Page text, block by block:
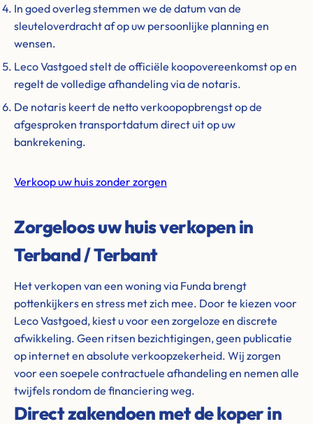
In goed overleg stemmen we de datum van de
sleuteloverdracht af op uw persoonlijke planning en
wensen.
Leco Vastgoed stelt de officiële koopovereenkomst op en
regelt de volledige afhandeling via de notaris.
De notaris keert de netto verkoopopbrengst op de
afgesproken transportdatum direct uit op uw
bankrekening.
Verkoop uw huis zonder zorgen
Zorgeloos uw huis verkopen in
Terband / Terbant
Het verkopen van een woning via Funda brengt
pottenkijkers en stress met zich mee. Door te kiezen voor
Leco Vastgoed, kiest u voor een zorgeloze en discrete
afwikkeling. Geen ritsen bezichtigingen, geen publicatie
op internet en absolute verkoopzekerheid. Wij zorgen
voor een soepele contractuele afhandeling en nemen alle
twijfels rondom de financiering weg.
Direct zakendoen met de koper in